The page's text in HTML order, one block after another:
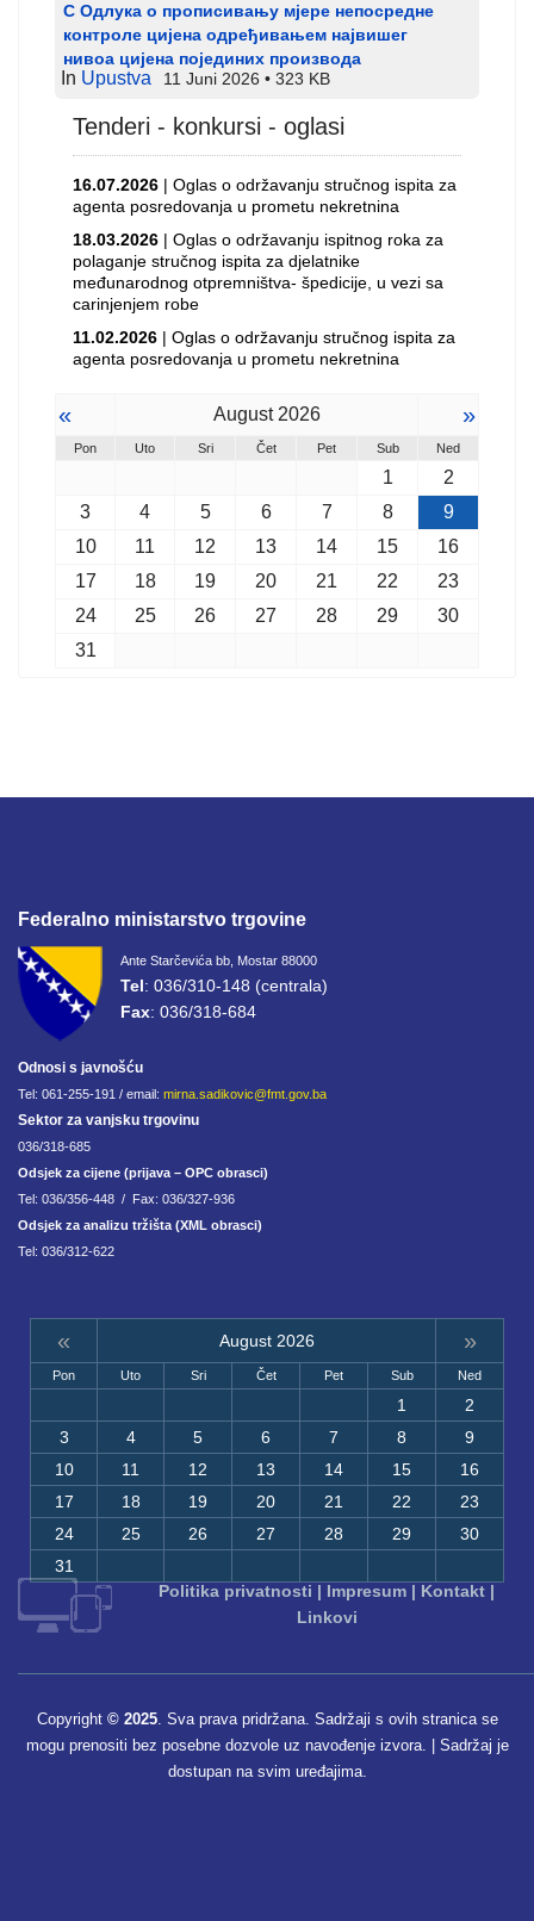
С Одлука о прописивању мјере непосредне
контроле цијена одређивањем највишег
нивоа цијена појединих производа
In Upustva 11 Juni 2026 323 KB
Tenderi - konkursi - oglasi
16.07.2026 | Oglas o održavanju stručnog ispita za
agenta posredovanja u prometu nekretnina
18.03.2026 | Oglas o održavanju ispitnog roka za
polaganje stručnog ispita za djelatnike
međunarodnog otpremništva- špedicije, u vezi sa
carinjenjem robe
11.02.2026 | Oglas o održavanju stručnog ispita za
agenta posredovanja u prometu nekretnina
« August 2026 »
Pon Uto Sri Čet Pet Sub Ned
1
2
3
4 5 6 7 8
9
10
11 12 13 14 15
16
17
18 19 20 21 22
23
24
25 26 27 28 29
30
31
Federalno ministarstvo trgovine
Ante Starčevića bb, Mostar 88000
Tel: 036/310-148 (centrala)
Fax: 036/318-684
Odnosi s javnošću
Tel: 061-255-191 / email: mirna.sadikovic@fmt.gov.ba
Sektor za vanjsku trgovinu
036/318-685
Odsjek za cijene (prijava – OPC obrasci)
Tel: 036/356-448 / Fax: 036/327-936
Odsjek za analizu tržišta (XML obrasci)
Tel: 036/312-622
« August 2026 »
Pon Uto Sri Čet Pet Sub Ned
1
2
3
4 5 6 7 8
9
10
11 12 13 14 15
16
17
18 19 20 21 22
23
24
25 26 27 28 29
30
31
Politika privatnosti | Impresum | Kontakt |
Linkovi
Copyright © 2025. Sva prava pridržana. Sadržaji s ovih stranica se
mogu prenositi bez posebne dozvole uz navođenje izvora. | Sadržaj je
dostupan na svim uređajima.